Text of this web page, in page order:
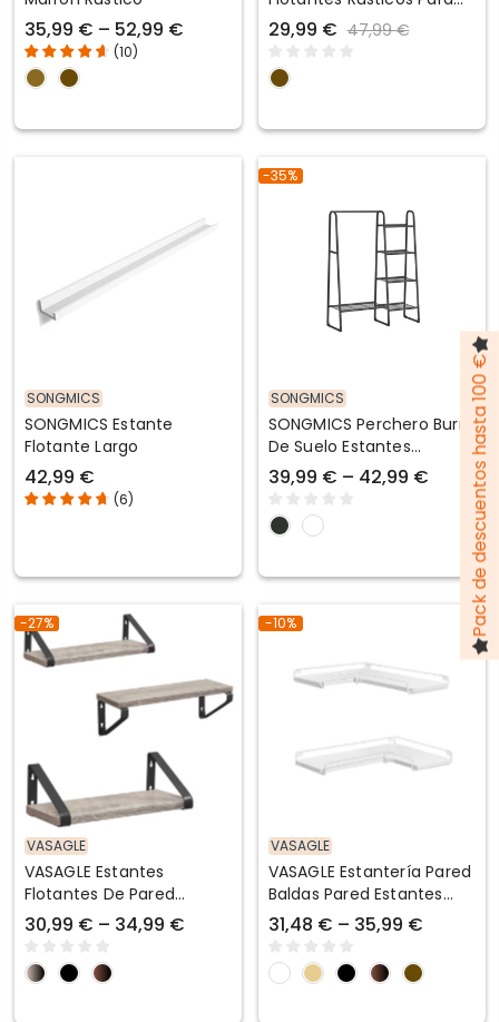
35,99 € – 52,99 €
(10)
Pared
29,99 € 47,99 €
SONGMICS
SONGMICS Estante
Flotante Largo
42,99 €
(6)
-35%
SONGMICS
SONGMICS Perchero Burro
De Suelo Estantes
Estructura De Metal
Dormitorio Recibidor
39,99 € – 42,99 €
-27%
VASAGLE
VASAGLE Estantes
Flotantes De Pared
Decorativos Con Dos
Formas De Montaje
30,99 € – 34,99 €
-10%
VASAGLE
VASAGLE Estantería Pared
Baldas Pared Estantes
Esquina En Forma L
31,48 € – 35,99 €
Pack de descuentos hasta 100 €